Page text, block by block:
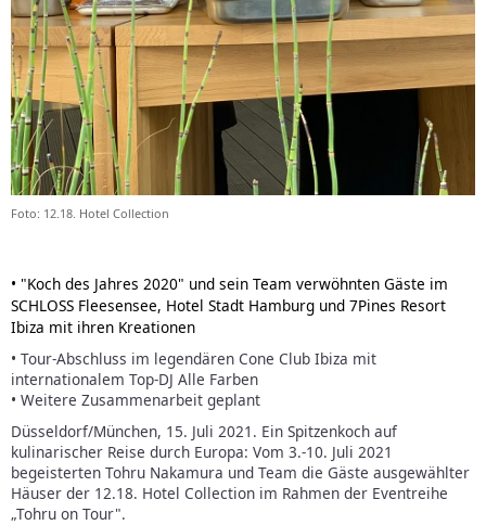
Foto: 12.18. Hotel Collection
• "Koch des Jahres 2020" und sein Team verwöhnten Gäste im
SCHLOSS Fleesensee, Hotel Stadt Hamburg und 7Pines Resort
Ibiza mit ihren Kreationen
• Tour-Abschluss im legendären Cone Club Ibiza mit
internationalem Top-DJ Alle Farben
• Weitere Zusammenarbeit geplant
Düsseldorf/München, 15. Juli 2021. Ein Spitzenkoch auf
kulinarischer Reise durch Europa: Vom 3.-10. Juli 2021
begeisterten Tohru Nakamura und Team die Gäste ausgewählter
Häuser der 12.18. Hotel Collection im Rahmen der Eventreihe
„Tohru on Tour".